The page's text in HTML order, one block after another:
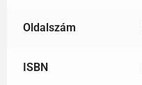
Oldalszám
ISBN